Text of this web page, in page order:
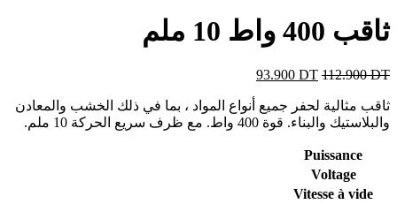
ثاقب 400 واط 10 ملم
112.900DT
93.900 DT
ثاقب مثالية لحفر جميع أنواع المواد ، بما في ذلك الخشب والمعادن
والبلاستيك والبناء. قوة 400 واط. مع ظرف سريع الحركة 10 ملم.
Puissance
Voltage
Vitesse à vide